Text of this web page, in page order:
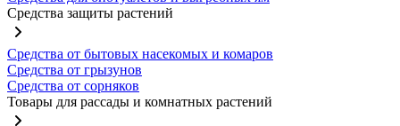
Средства защиты растений
Средства от бытовых насекомых и комаров
Средства от грызунов
Средства от сорняков
Товары для рассады и комнатных растений